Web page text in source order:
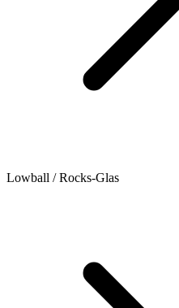
Lowball / Rocks-Glas